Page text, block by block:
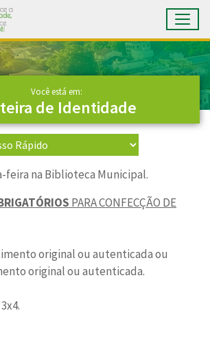
Você está em:
de Identidade
feira na Biblioteca Municipal.
PARA CONFECÇÃO DE
original ou autenticada ou
original ou autenticada.